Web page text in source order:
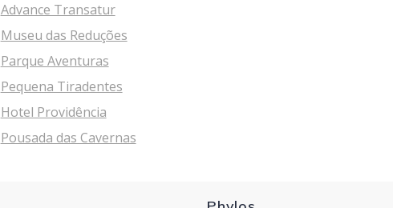
Advance Transatur
Museu das Reduções
Parque Aventuras
Pequena Tiradentes
Hotel Providência
Pousada das Cavernas